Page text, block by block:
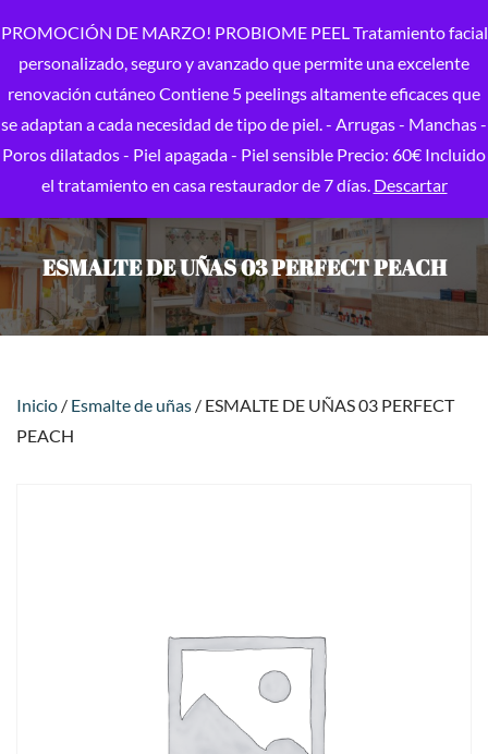
ESMALTE DE UÑAS 03 PERFECT PEACH
Inicio / Esmalte de uñas / ESMALTE DE UÑAS 03 PERFECT
PEACH
PROMOCIÓN DE MARZO! PROBIOME PEEL Tratamiento facial
personalizado, seguro y avanzado que permite una excelente
renovación cutáneo Contiene 5 peelings altamente eficaces que
se adaptan a cada necesidad de tipo de piel. - Arrugas - Manchas -
Poros dilatados - Piel apagada - Piel sensible Precio: 60€ Incluido
el tratamiento en casa restaurador de 7 días. Descartar